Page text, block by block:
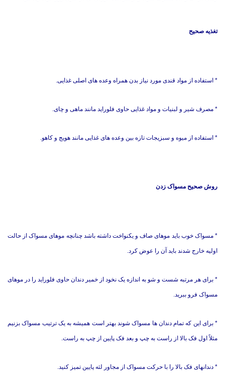
تغذیه صحیح
* استفاده از مواد قندی مورد نیاز بدن همراه وعده های اصلی غذایی.
* مصرف شیر و لبنیات و مواد غذایی حاوی فلوراید مانند ماهی و چای.
* استفاده از میوه و سبزیجات تازه بین وعده های غذایی مانند هویج و کاهو.
روش صحیح مسواک زدن
* مسواک خوب باید موهای صاف و یکنواخت داشته باشد چنانچه موهای مسواک از حالت
اولیه خارج شدند باید آن را عوض کرد.
* برای هر مرتبه شست و شو به اندازه یک نخود از خمیر دندان حاوی فلوراید را در موهای
مسواک فرو ببرید.
* برای این که تمام دندان ها مسواک شوند بهتر است همیشه به یک ترتیب مسواک بزنیم
مثلاً اول فک بالا از راست به چپ و بعد فک پایین از چپ به راست.
* دندانهای فک بالا را با حرکت مسواک از مجاور لثه پایین تمیز کنید.